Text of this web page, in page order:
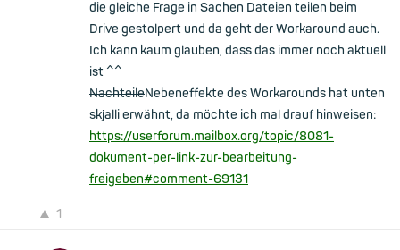
die gleiche Frage in Sachen Dateien teilen beim
Drive gestolpert und da geht der Workaround auch.
Ich kann kaum glauben, dass das immer noch aktuell
ist ^^
NachteileNebeneffekte des Workarounds hat unten
skjalli erwähnt, da möchte ich mal drauf hinweisen:
https://userforum.mailbox.org/topic/8081-
dokument-per-link-zur-bearbeitung-
freigeben#comment-69131
1